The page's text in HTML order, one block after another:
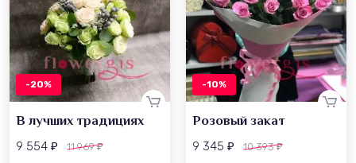
-20%
В лучших традициях
9 554 ₽ 11 969₽
-10%
Розовый закат
9 345 ₽ 10 393₽